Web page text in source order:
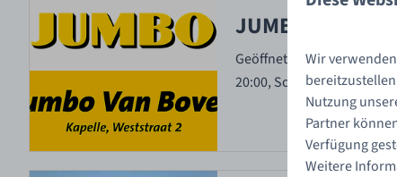
JUMBO |
Geöffnet Montag bis
20:00, Sonntag
Wir
Nutzung
Partner
Verfügung
Weitere